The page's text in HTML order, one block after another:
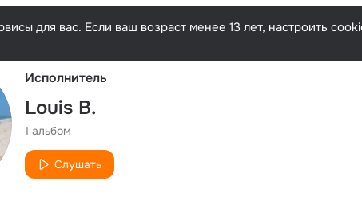
для вас. Если ваш возраст менее 13 лет, настроить
Исполнитель
Louis B.
1 альбом
Слушать